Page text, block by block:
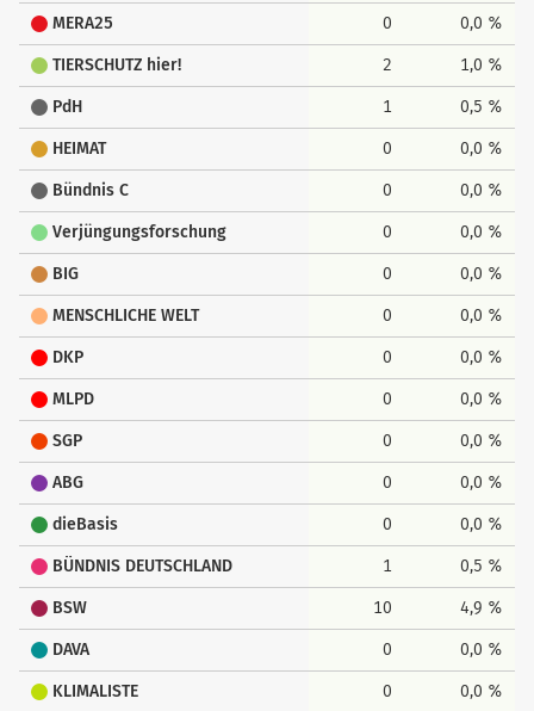
MERA25 0 0,0 %
TIERSCHUTZ hier! 2 1,0 %
PdH 1 0,5 %
HEIMAT 0 0,0 %
Bündnis C 0 0,0 %
Verjüngungsforschung 0 0,0 %
BIG 0 0,0 %
MENSCHLICHE WELT 0 0,0 %
DKP 0 0,0 %
MLPD 0 0,0 %
SGP 0 0,0 %
ABG 0 0,0 %
dieBasis 0 0,0 %
BÜNDNIS DEUTSCHLAND 1 0,5 %
BSW 10 4,9 %
DAVA 0 0,0 %
KLIMALISTE 0 0,0 %